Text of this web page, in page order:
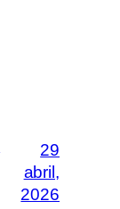
29
abril,
2026